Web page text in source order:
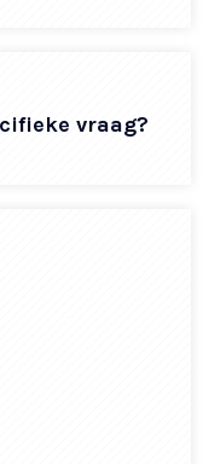
vraag?